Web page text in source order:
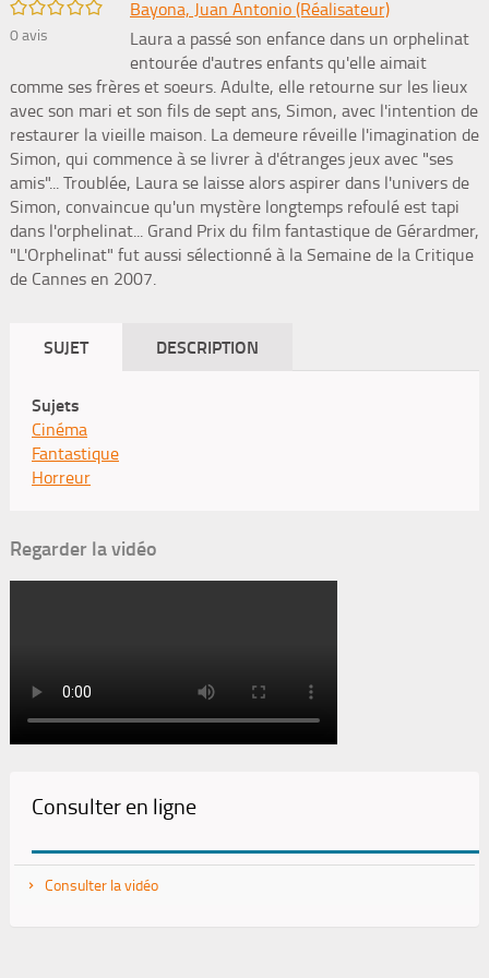
/5
0avis
Bayona, Juan Antonio (Réalisateur)
Laura a passé son enfance dans un orphelinat
entourée d'autres enfants qu'elle aimait
comme ses frères et soeurs. Adulte, elle retourne sur les lieux
avec son mari et son fils de sept ans, Simon, avec l'intention de
restaurer la vieille maison. La demeure réveille l'imagination de
Simon, qui commence à se livrer à d'étranges jeux avec "ses
amis"... Troublée, Laura se laisse alors aspirer dans l'univers de
Simon, convaincue qu'un mystère longtemps refoulé est tapi
dans l'orphelinat... Grand Prix du film fantastique de Gérardmer,
"L'Orphelinat" fut aussi sélectionné à la Semaine de la Critique
de Cannes en 2007.
SUJET DESCRIPTION
Sujets
Cinéma
Fantastique
Horreur
Regarder la vidéo
Consulter en ligne
Consulter la vidéo